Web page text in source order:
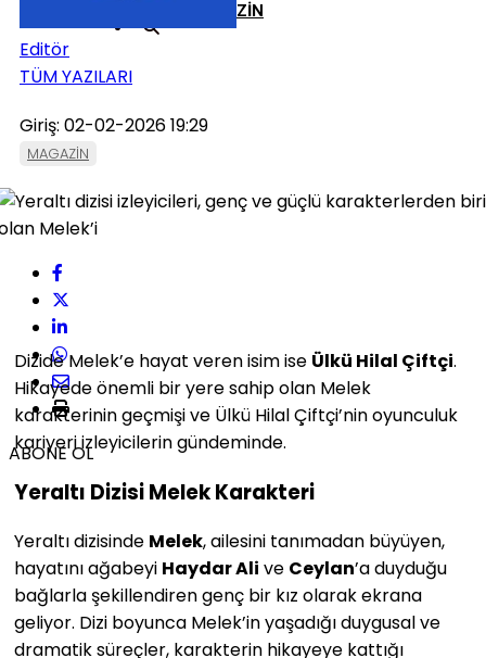
MAGAZİN
Editör
TÜM YAZILARI
Giriş: 02-02-2026 19:29
MAGAZİN
ABONE OL
Dizide Melek’e hayat veren isim ise Ülkü Hilal Çiftçi.
Hikayede önemli bir yere sahip olan Melek
karakterinin geçmişi ve Ülkü Hilal Çiftçi’nin oyunculuk
kariyeri izleyicilerin gündeminde.
Yeraltı Dizisi Melek Karakteri
Yeraltı dizisinde Melek, ailesini tanımadan büyüyen,
hayatını ağabeyi Haydar Ali ve Ceylan’a duyduğu
bağlarla şekillendiren genç bir kız olarak ekrana
geliyor. Dizi boyunca Melek’in yaşadığı duygusal ve
dramatik süreçler, karakterin hikayeye kattığı